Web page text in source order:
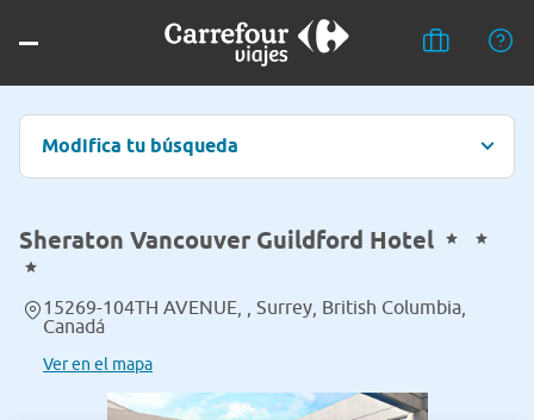
Modifica tu búsqueda
Sheraton Vancouver Guildford Hotel
15269-104TH AVENUE, , Surrey, British Columbia,
Canadá
Ver en el mapa